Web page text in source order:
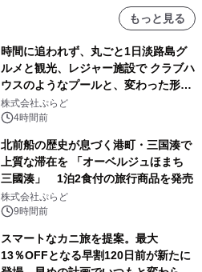
もっと見る
時間に追われず、丸ごと1日淡路島グ
ルメと観光、レジャー施設で クラブハ
ウスのようなプールと、変わった形の
サウナも 「THE BOXY AWAJI」のお
得な素泊まり連泊プランで
株式会社ぷらど
4時間前
北前船の歴史が息づく港町・三国湊で
上質な滞在を 「オーベルジュほまち
三國湊」 1泊2食付の旅行商品を発売
株式会社ぷらど
9時間前
スマートなカニ旅を提案。最大
13％OFFとなる早割120日前が新たに